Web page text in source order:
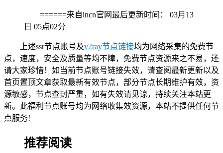
======来自lncn官网最后更新时间： 03月13
日 05点02分
上述ssr节点账号及v2ray节点链接均为网络采集的免费节
点，速度，安全及质量等均不障，免费节点资源来之不易，还
请大家珍惜！如当前节点账号链接失效，请查阅最新更新以及
首页置顶文章获取最新有效节点，部分节点长期维护有效，资
源敏感，节点查封严重，如有失效请见谅，持续关注本站更
新。此福利节点账号均为网络收集效资源，本站不提供任何节
点服务!
推荐阅读